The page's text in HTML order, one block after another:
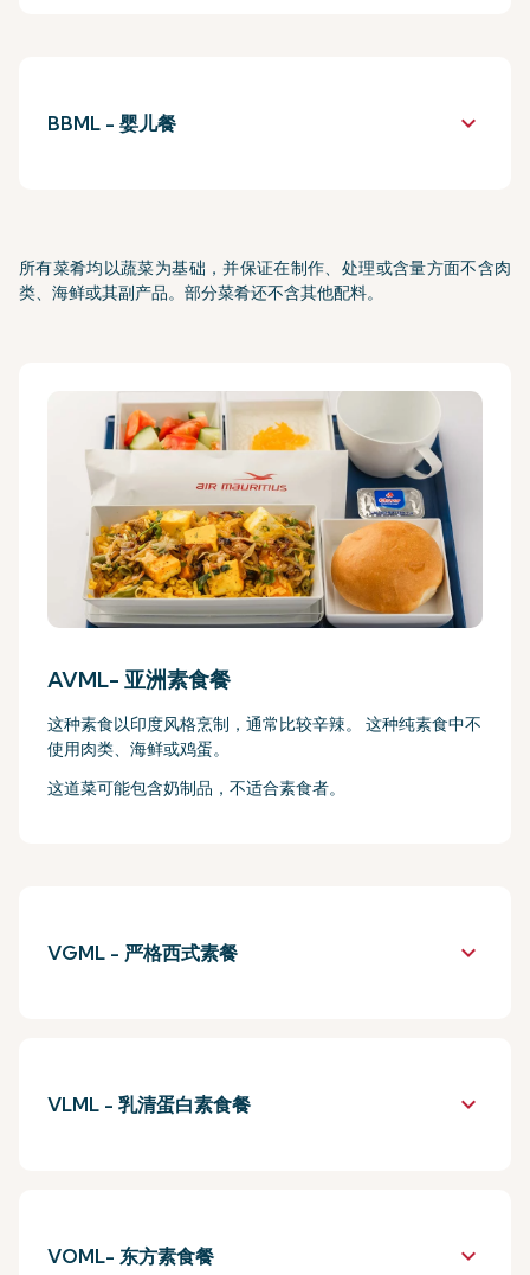
BBML - 婴儿餐 keyboard_arrow_down
所有菜肴均以蔬菜为基础，并保证在制作、处理或含量方面不含肉
类、海鲜或其副产品。部分菜肴还不含其他配料。
AVML- 亚洲素食餐
这种素食以印度风格烹制，通常比较辛辣。 这种纯素食中不
使用肉类、海鲜或鸡蛋。
这道菜可能包含奶制品，不适合素食者。
VGML - 严格西式素餐 keyboard_arrow_down
VLML - 乳清蛋白素食餐 keyboard_arrow_down
VOML- 东方素食餐 keyboard_arrow_down